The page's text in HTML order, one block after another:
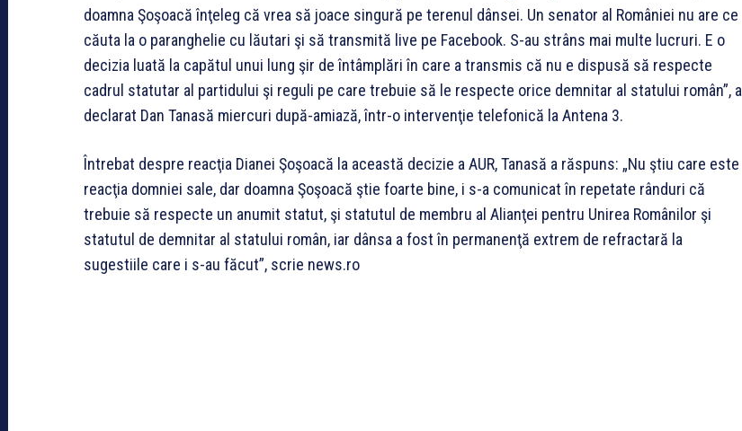
doamna Şoşoacă înţeleg că vrea să joace singură pe terenul dânsei. Un senator al României nu are ce
căuta la o paranghelie cu lăutari şi să transmită live pe Facebook. S-au strâns mai multe lucruri. E o
decizia luată la capătul unui lung şir de întâmplări în care a transmis că nu e dispusă să respecte
cadrul statutar al partidului şi reguli pe care trebuie să le respecte orice demnitar al statului român”, a
declarat Dan Tanasă miercuri după-amiază, într-o intervenţie telefonică la Antena 3.
Întrebat despre reacţia Dianei Şoşoacă la această decizie a AUR, Tanasă a răspuns: „Nu ştiu care este
reacţia domniei sale, dar doamna Şoşoacă ştie foarte bine, i s-a comunicat în repetate rânduri că
trebuie să respecte un anumit statut, şi statutul de membru al Alianţei pentru Unirea Românilor şi
statutul de demnitar al statului român, iar dânsa a fost în permanenţă extrem de refractară la
sugestiile care i s-au făcut”, scrie news.ro